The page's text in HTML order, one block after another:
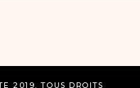
2019. TOUS DROITS